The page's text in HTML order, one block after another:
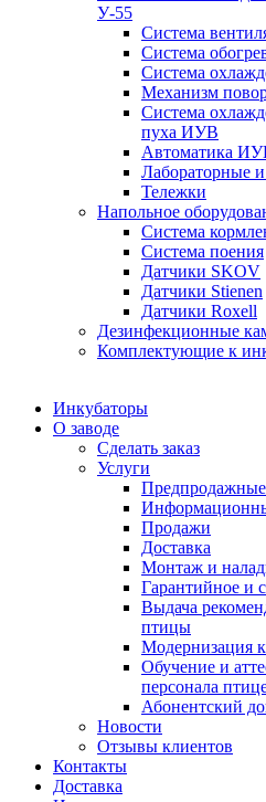
У-55
Система
Система
Система
Механизм
Система
пуха ИУВ
Автоматика
Лабораторные
Тележки
Напольное
Система
Система поения
Датчики SKOV
Датчики Stienen
Датчики Roxell
Дезинфекционные
Комплектующие к
Инкубаторы
О заводе
Сделать заказ
Услуги
Предпродажные
Продажи
Доставка
Монтаж и
Гарантийное и
Выдача
птицы
Модернизация
Обучение и
персонала
Абонентский
Новости
Отзывы клиентов
Контакты
Доставка